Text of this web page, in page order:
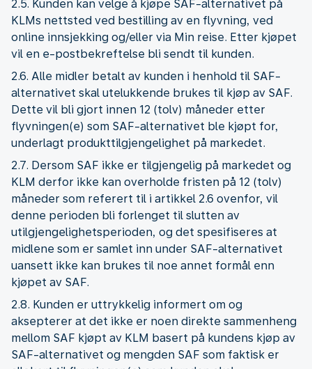
2.5. Kunden kan velge å kjøpe SAF-alternativet på
KLMs nettsted ved bestilling av en flyvning, ved
online innsjekking og/eller via Min reise. Etter kjøpet
vil en e-postbekreftelse bli sendt til kunden.
2.6. Alle midler betalt av kunden i henhold til SAF-
alternativet skal utelukkende brukes til kjøp av SAF.
Dette vil bli gjort innen 12 (tolv) måneder etter
flyvningen(e) som SAF-alternativet ble kjøpt for,
underlagt produkttilgjengelighet på markedet.
2.7. Dersom SAF ikke er tilgjengelig på markedet og
KLM derfor ikke kan overholde fristen på 12 (tolv)
måneder som referert til i artikkel 2.6 ovenfor, vil
denne perioden bli forlenget til slutten av
utilgjengelighetsperioden, og det spesifiseres at
midlene som er samlet inn under SAF-alternativet
uansett ikke kan brukes til noe annet formål enn
kjøpet av SAF.
2.8. Kunden er uttrykkelig informert om og
aksepterer at det ikke er noen direkte sammenheng
mellom SAF kjøpt av KLM basert på kundens kjøp av
SAF-alternativet og mengden SAF som faktisk er